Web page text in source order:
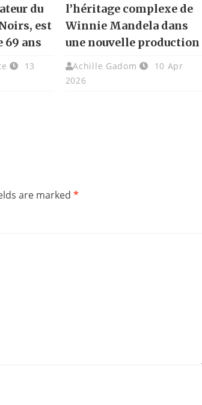
du
est
69 ans
13
l’héritage complexe de
Winnie Mandela dans
une nouvelle production
Achille Gadom
10 Apr
2026
are marked *